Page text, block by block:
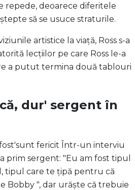
repede, deoarece diferitele
să se usuce straturile.
artistice la viață, Ross s-a
lecțiilor pe care Ross le-a
a putut termina două tablouri
dur' sergent în
fericit Într-un interviu
prim sergent: "Eu am fost tipul
tipul care te țipă pentru că
Bobby ", dar urăște că trebuie